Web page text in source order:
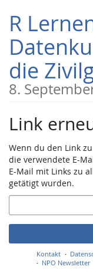
Haupt-
Inhalt
springen
R
die
8.
Link
Wenn du den Link
die verwendete E-
E-Mail mit Links zu
getätigt wurden.
E-
Mail
Kontakt
NPO Newsletter